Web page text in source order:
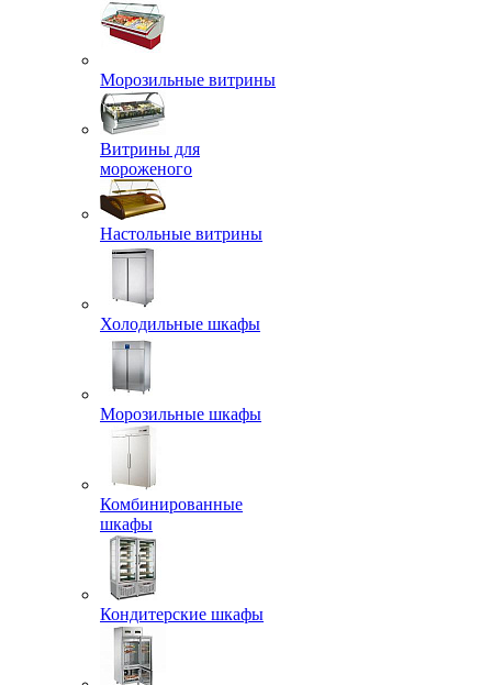
Морозильные витрины
Витрины для
мороженого
Настольные витрины
Холодильные шкафы
Морозильные шкафы
Комбинированные
шкафы
Кондитерские шкафы